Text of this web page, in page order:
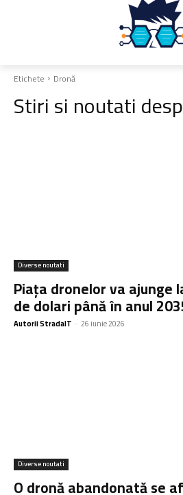
Etichete Dronă
Stiri si noutati
Diverse noutati
Piața dronelor va ajunge
de dolari până în anul
Autorii StradaIT - 26 iunie 2026
Diverse noutati
O dronă abandonată se